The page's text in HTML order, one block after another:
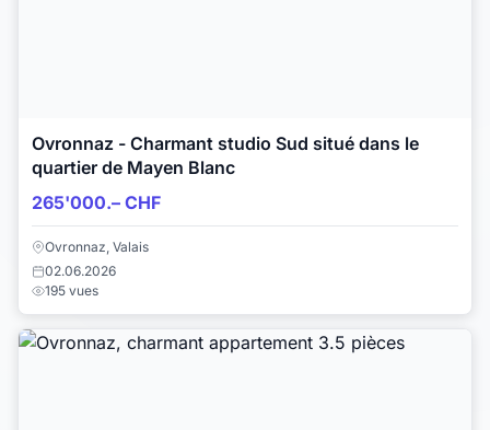
Ovronnaz - Charmant studio Sud situé dans le
quartier de Mayen Blanc
265'000.– CHF
Ovronnaz, Valais
02.06.2026
195 vues